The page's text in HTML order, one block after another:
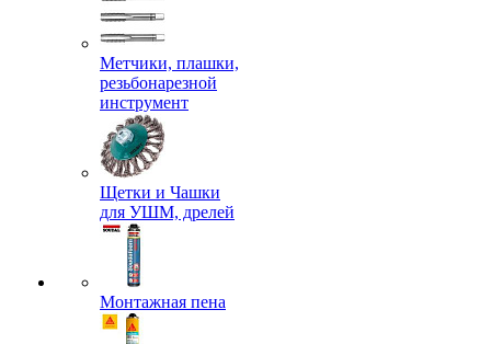
Метчики, плашки,
резьбонарезной
инструмент
Щетки и Чашки
для УШМ, дрелей
Монтажная пена